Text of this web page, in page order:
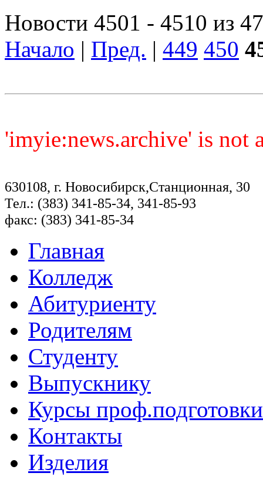
Новости 4501 - 4510 из
Начало | Пред. | 449 450
'imyie:news.archive' is not
630108, г. Новосибирск,Станционная, 30
Тел.: (383) 341-85-34, 341-85-93
факс: (383) 341-85-34
Главная
Колледж
Абитуриенту
Родителям
Студенту
Выпускнику
Курсы проф.подготовки
Контакты
Изделия